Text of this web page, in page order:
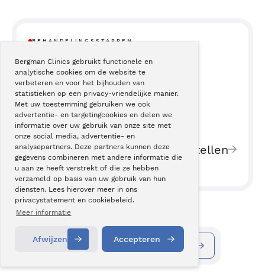
Bergman Clinics gebruikt functionele en
analytische cookies om de website te
verbeteren en voor het bijhouden van
statistieken op een privacy-vriendelijke manier.
Met uw toestemming gebruiken we ook
advertentie- en targetingcookies en delen we
informatie over uw gebruik van onze site met
onze social media, advertentie- en
analysepartners. Deze partners kunnen deze
gegevens combineren met andere informatie die
u aan ze heeft verstrekt of die ze hebben
verzameld op basis van uw gebruik van hun
diensten. Lees hierover meer in ons
privacystatement en cookiebeleid.
Meer informatie
Afwijzen Accepteren
BEHANDELINGSSTAPPEN
16 Lui oog
18 Moeite met scherpstellen